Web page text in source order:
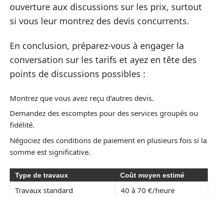
ouverture aux discussions sur les prix, surtout
si vous leur montrez des devis concurrents.
En conclusion, préparez-vous à engager la
conversation sur les tarifs et ayez en tête des
points de discussions possibles :
Montrez que vous avez reçu d’autres devis.
Demandez des escomptes pour des services groupés ou
fidélité.
Négociez des conditions de paiement en plusieurs fois si la
somme est significative.
Type de travaux Coût moyen estimé
Travaux standard
40 à 70 €/heure